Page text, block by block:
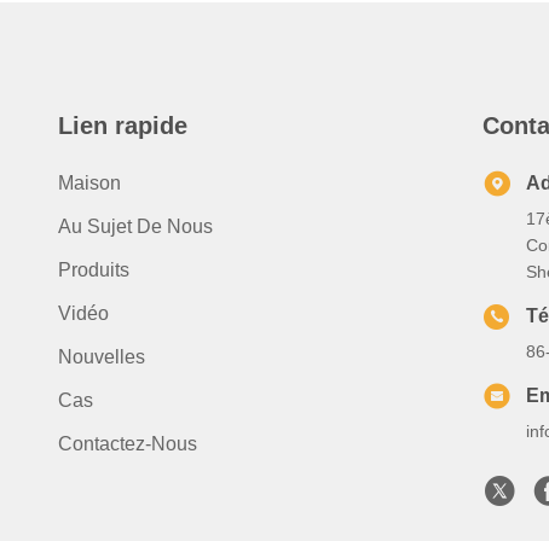
Lien rapide
Maison
Au Sujet De Nous
Produits
Vidéo
Nouvelles
Cas
Contactez-Nous